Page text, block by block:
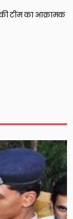
की टीम का आक्रामक